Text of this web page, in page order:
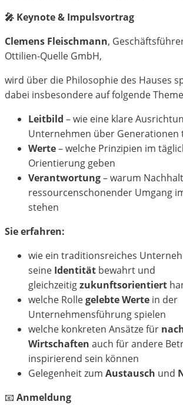
🎤 Keynote & Impulsvortrag
Clemens Fleischmann,
Ottilien-Quelle GmbH,
wird über die Philosophie des Hauses
dabei insbesondere auf folgende
Leitbild – wie eine klare
Unternehmen über Generationen
Werte– welche Prinzipien im
Orientierung geben
Verantwortung– warum
ressourcenschonender Umgang
stehen
Sie erfahren:
wie ein traditionsreiches
seine Identität bewahrt und
gleichzeitigzukunftsorientiert
welche Rollegelebte Werte in der
Unternehmensführung spielen
welche konkreten Ansätze für
Wirtschaften auch für andere
inspirierend sein können
Gelegenheit zum Austausch und
📧 Anmeldung